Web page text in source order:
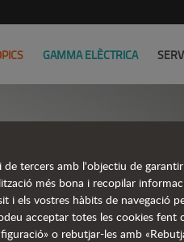
GAMMA ELÈCTRICA
TROBA
tercers amb l'objectiu de
més bona i recopilar
i els vostres hàbits de navegació
acceptar totes les cookies fent
o rebutjar-les amb